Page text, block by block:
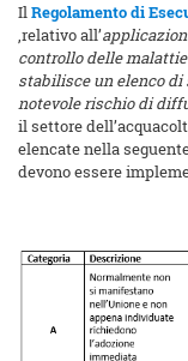
IlRegolamento di
,relativo all’
controllo delle
stabilisce un elenco di
notevole rischio di
il settore
elencate nella
devono essere